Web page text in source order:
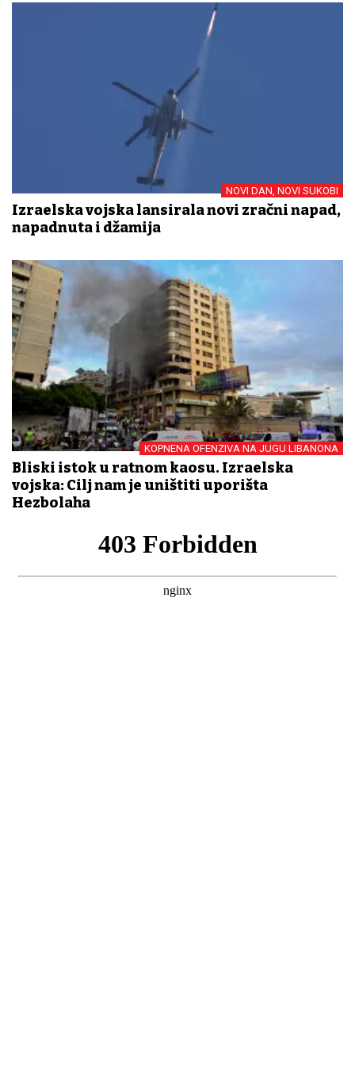
NOVI DAN, NOVI SUKOBI
Izraelska vojska lansirala novi zračni napad,
napadnuta i džamija
KOPNENA OFENZIVA NA JUGU LIBANONA
Bliski istok u ratnom kaosu. Izraelska
vojska: Cilj nam je uništiti uporišta
Hezbolaha